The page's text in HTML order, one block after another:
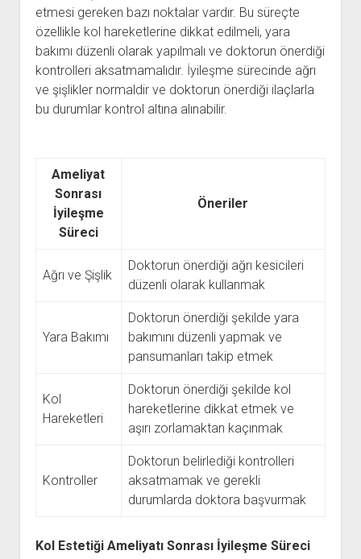
etmesi gereken bazı noktalar vardır. Bu süreçte
özellikle kol hareketlerine dikkat edilmeli, yara
bakımı düzenli olarak yapılmalı ve doktorun önerdiği
kontrolleri aksatmamalıdır. İyileşme sürecinde ağrı
ve şişlikler normaldir ve doktorun önerdiği ilaçlarla
bu durumlar kontrol altına alınabilir.
Ameliyat
Sonrası
İyileşme
Süreci
Öneriler
Ağrı ve Şişlik
Doktorun önerdiği ağrı kesicileri
düzenli olarak kullanmak
Yara Bakımı
Doktorun önerdiği şekilde yara
bakımını düzenli yapmak ve
pansumanları takip etmek
Kol
Hareketleri
Doktorun önerdiği şekilde kol
hareketlerine dikkat etmek ve
aşırı zorlamaktan kaçınmak
Kontroller
Doktorun belirlediği kontrolleri
aksatmamak ve gerekli
durumlarda doktora başvurmak
Kol Estetiği Ameliyatı Sonrası İyileşme Süreci